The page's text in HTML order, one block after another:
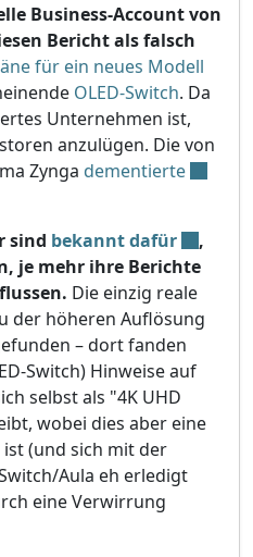
Business-Account von
Bericht als falsch
für ein neues Modell
OLED-Switch. Da
Unternehmen ist,
anzulügen. Die von
Zynga dementierte
sind bekannt dafür
,
je mehr ihre Berichte
Die einzig reale
der höheren Auflösung
– dort fanden
Switch) Hinweise auf
selbst als "4K UHD
wobei dies aber eine
(und sich mit der
Aula eh erledigt
eine Verwirrung